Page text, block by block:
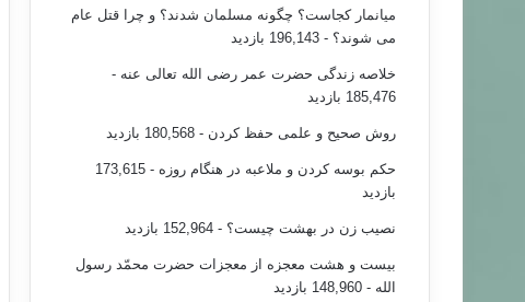
میانمار کجاست؟ چگونه مسلمان شدند؟ و چرا قتل عام
می شوند؟ - 196,143 بازدید
خلاصه زندگی حضرت عمر رضی الله تعالی عنه -
185,476 بازدید
روش صحیح و علمی حفظ کردن - 180,568 بازدید
حکم بوسه کردن و ملاعبه در هنگام روزه
- 173,615
بازدید
نصیب زن در بهشت چیست؟ - 152,964 بازدید
بیست و هشت معجزه از معجزات حضرت محمّد رسول
الله - 148,960 بازدید